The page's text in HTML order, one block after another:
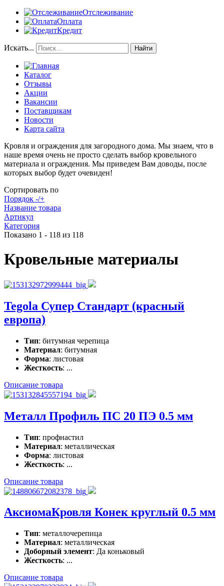
Отслеживание
Оплата
Кредит
Искать... Найти
Каталог
Отзывы
Акции
Вакансии
Поставщикам
Новости
Карта сайта
Кровля и ограждения для загородного дома. Мы знаем, что в
наше время очень не просто сделать выбор кровельного
материала и ограждения. Мы приведем Вам доводы, после
которых выбор будет очевиден!
Сортировать по
Порядок -/+
Название товара
Артикул
Категория
Показано 1 - 118 из 118
Кровельные материалы
Tegola Супер Стандарт (красный
европа)
Тип: битумная черепица
Материал: битумная
Форма: листовая
Жесткость: ...
Описание товара
Металл Профиль ПС 20 ПЭ 0.5 мм
Тип: профнастил
Материал: металлическая
Форма: листовая
Жесткость: ...
Описание товара
АксиомаКровля Конек круглый 0.5 мм
Тип: металлочерепица
Материал: металлическая
Доборный элемент: Да коньковый
Жесткость: ...
Описание товара